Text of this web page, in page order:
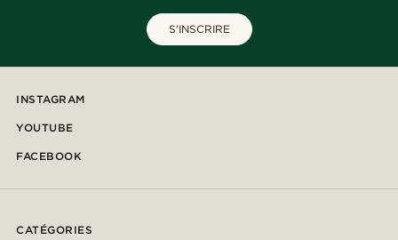
S'INSCRIRE
INSTAGRAM
YOUTUBE
FACEBOOK
CATÉGORIES